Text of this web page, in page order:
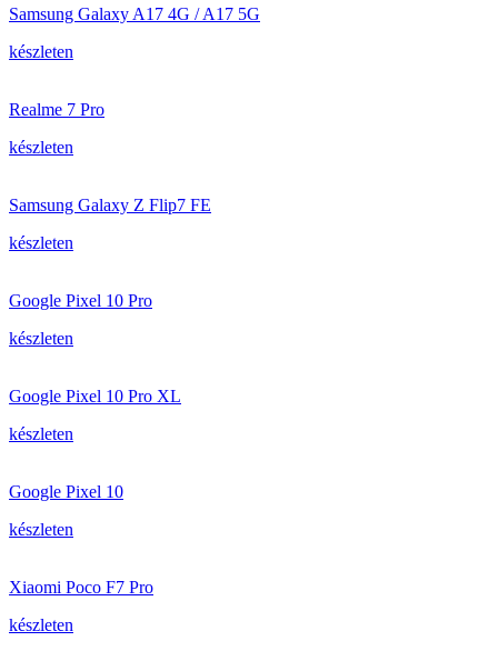
Samsung Galaxy A17 4G / A17 5G
készleten
Realme 7 Pro
készleten
Samsung Galaxy Z Flip7 FE
készleten
Google Pixel 10 Pro
készleten
Google Pixel 10 Pro XL
készleten
Google Pixel 10
készleten
Xiaomi Poco F7 Pro
készleten